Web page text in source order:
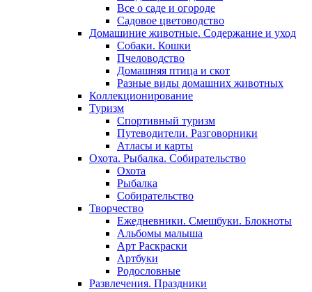
Все о саде и огороде
Садовое цветоводство
Домашиние животные. Содержание и уход
Собаки. Кошки
Пчеловодство
Домашняя птица и скот
Разные виды домашних животных
Коллекционирование
Туризм
Спортивный туризм
Путеводители. Разговорники
Атласы и карты
Охота. Рыбалка. Собирательство
Охота
Рыбалка
Собирательство
Творчество
Ежедневники. Смешбуки. Блокноты
Альбомы малыша
Арт Раскраски
Артбуки
Родословные
Развлечения. Праздники